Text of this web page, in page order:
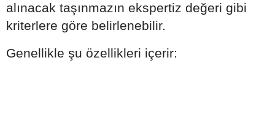
alınacak taşınmazın ekspertiz değeri gibi
kriterlere göre belirlenebilir.
Genellikle şu özellikleri içerir: